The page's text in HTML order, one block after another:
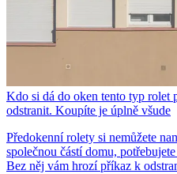
Kdo si dá do oken tento typ rolet
odstranit. Koupíte je úplně všude
Předokenní rolety si nemůžete
společnou částí domu,
Bez něj vám hrozí příkaz k